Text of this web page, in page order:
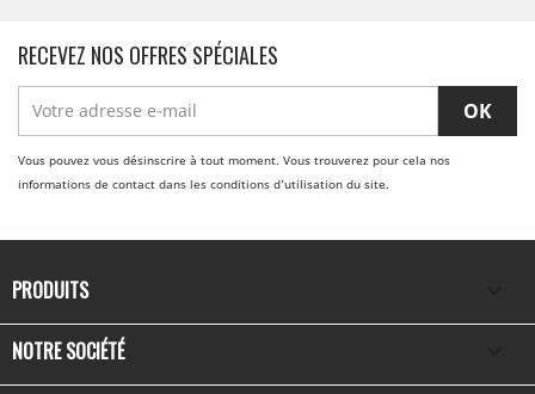
RECEVEZ NOS OFFRES SPÉCIALES
Vous pouvez vous désinscrire à tout moment. Vous trouverez pour cela nos
informations de contact dans les conditions d'utilisation du site.
PRODUITS
NOTRE SOCIÉTÉ